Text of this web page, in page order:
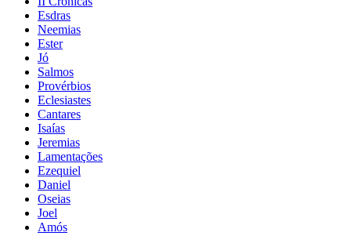
Esdras
Neemias
Ester
Jó
Salmos
Provérbios
Eclesiastes
Cantares
Isaías
Jeremias
Lamentações
Ezequiel
Daniel
Oseias
Joel
Amós